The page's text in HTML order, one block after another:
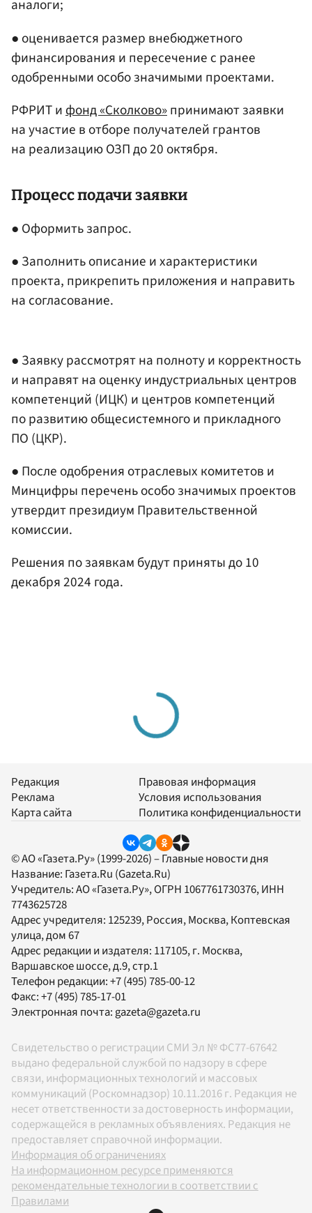
аналоги;
● оценивается размер внебюджетного
финансирования и пересечение с ранее
одобренными особо значимыми проектами.
РФРИТ ифонд «Сколково»принимают заявки
на участие в отборе получателей грантов
на реализацию ОЗП до 20 октября.
Процесс подачи заявки
● Оформить запрос.
● Заполнить описание и характеристики
проекта, прикрепить приложения и направить
на согласование.
● Заявку рассмотрят на полноту и корректность
и направят на оценку индустриальных центров
компетенций (ИЦК) и центров компетенций
по развитию общесистемного и прикладного
ПО (ЦКР).
● После одобрения отраслевых комитетов и
Минцифры перечень особо значимых проектов
утвердит президиум Правительственной
комиссии.
Решения по заявкам будут приняты до 10
декабря 2024 года.
Редакция
Реклама
Карта сайта
Правовая информация
Условия использования
Политика конфиденциальности
© АО «Газета.Ру» (1999-2026) – Главные новости дня
Название: Газета.Ru (Gazeta.Ru)
Учредитель:АО «Газета.Ру», ОГРН 1067761730376, ИНН
7743625728
Адрес учредителя: 125239, Россия, Москва, Коптевская
улица, дом 67
Адрес редакции и издателя: 117105, г. Москва,
Варшавское шоссе, д.9, стр.1
Телефон редакции:+7 (495) 785-00-12
Факс:+7 (495) 785-17-01
Электронная почта: gazeta@gazeta.ru
Свидетельство о регистрации СМИ Эл № ФС77-67642
выдано федеральной службой по надзору в сфере
связи, информационных технологий и массовых
коммуникаций (Роскомнадзор) 10.11.2016 г. Редакция не
несет ответственности за достоверность информации,
содержащейся в рекламных объявлениях. Редакция не
предоставляет справочной информации.
Информация об ограничениях
На информационном ресурсе применяются
рекомендательные технологии в соответствии с
Правилами